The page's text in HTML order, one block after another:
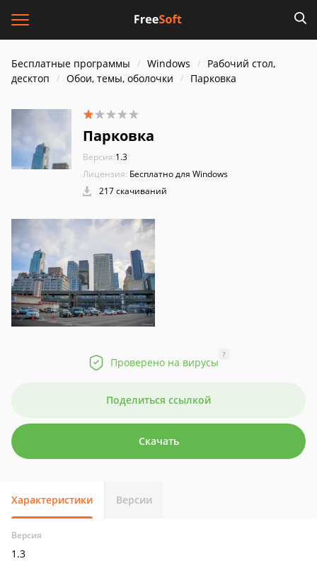
Бесплатные программы Windows
Рабочий стол,
десктоп
Обои, темы, оболочки Парковка
Парковка
Версия:1.3
Лицензия: Бесплатно для Windows
217 скачиваний
Проверено на вирусы
?
Поделиться ссылкой
Скачать
Характеристики Версии
Версия
1.3